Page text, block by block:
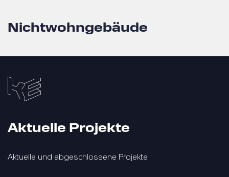
Nichtwohngebäude
Aktuelle Projekte
Aktuelle und abgeschlossene Projekte